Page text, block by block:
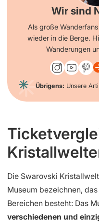
Wir sind
Als große
wieder in die Berge.
Wanderungen
Übrigens: Unsere
Die Swarovski
Museum bezeichnen,
Bereichen besteht: Das
verschiedenen und